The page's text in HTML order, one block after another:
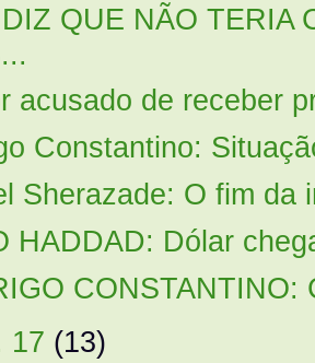
QUE NÃO TERIA
acusado de receber
Constantino:
Sherazade: O fim da
HADDAD: Dólar
17 (13)